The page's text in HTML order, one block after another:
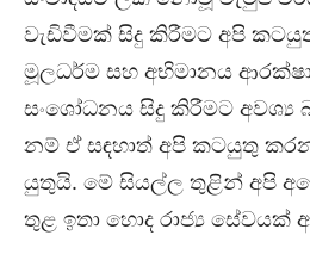
වැඩිවීමක් සිදු කිරීමට අපි
මූලධර්ම සහ අභිමානය
සංශෝධනය සිදු කිරීමට
නම් ඒ සඳහාත් අපි කටයුතු
යුතුයි. මේ සියල්ල තුළින් අපි
තුළ ඉතා හොද රාජ්‍ය සේවයක්